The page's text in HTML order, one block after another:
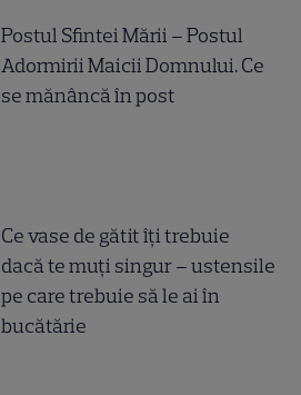
Postul Sfintei Mării – Postul
Adormirii Maicii Domnului. Ce
se mănâncă în post
Ce vase de gătit îți trebuie
dacă te muți singur – ustensile
pe care trebuie să le ai în
bucătărie